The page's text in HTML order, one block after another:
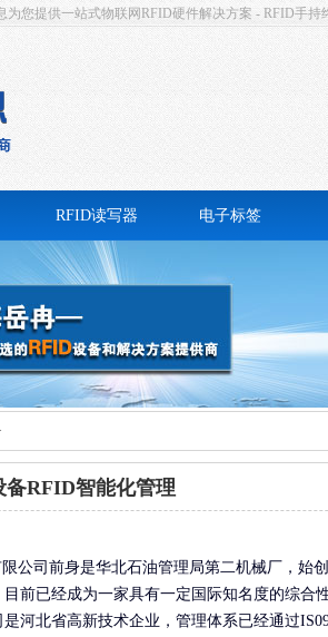
您提供一站式物联网RFID硬件解决方案 - RFID手
端
端
RFID读写器
高频RFID读写器
超高频RFID读写器
远距离UHF一体机
桌面式RFID读写器
电子标签
防撕易碎电子标签
抗金属电子标签
洗衣电子标签
耐高温电子标签
RFID智能化管理
公司前身是华北石油管理局第二机械厂，始
目前已经成为一家具有一定国际知名度的综合
河北省高新技术企业，管理体系已经通过